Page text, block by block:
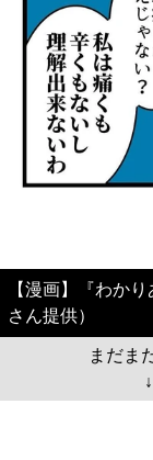
【漫画】『わか
さん提供）
まだま